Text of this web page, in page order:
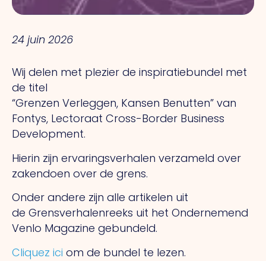
24 juin 2026
Wij delen met plezier de inspiratiebundel met
de titel
“Grenzen Verleggen, Kansen Benutten” van
Fontys, Lectoraat Cross-Border Business
Development.
Hierin zijn ervaringsverhalen verzameld over
zakendoen over de grens.
Onder andere zijn alle artikelen uit
de Grensverhalenreeks uit het Ondernemend
Venlo Magazine gebundeld.
Cliquez ici om de bundel te lezen.